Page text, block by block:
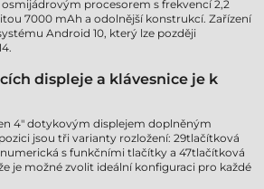
procesorem s frekvencí 2,2
7000 mAh a odolnější konstrukcí. Zařízení
Android 10, který lze později
displeje a klávesnice je k
4" dotykovým displejem doplněným
jsou tři varianty rozložení: 29tlačítková
s funkčními tlačítky a 47tlačítková
je možné zvolit ideální konfiguraci pro každé